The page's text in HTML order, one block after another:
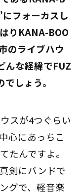
フォーカスし
りKANA-BOO
のライブハウ
んな経緯でFUZ
しょう。
スが4つぐらい
心にあっちこ
たんですよ。
剣にバンドで
グで、軽音楽